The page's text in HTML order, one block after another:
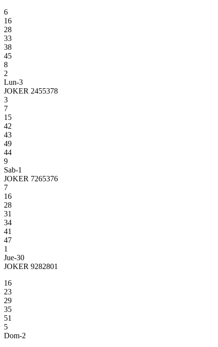
6
16
28
33
38
45
8
2
Lun-3
JOKER 2455378
3
7
15
42
43
49
44
9
Sab-1
JOKER 7265376
7
16
28
31
34
41
47
1
Jue-30
JOKER 9282801
16
23
29
35
51
5
Dom-2